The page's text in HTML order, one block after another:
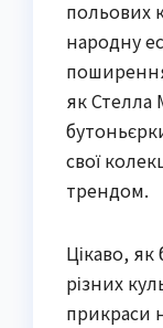
польових
народну
як Стелла
свої
трендом.
Цікаво, як
різних
прикраси